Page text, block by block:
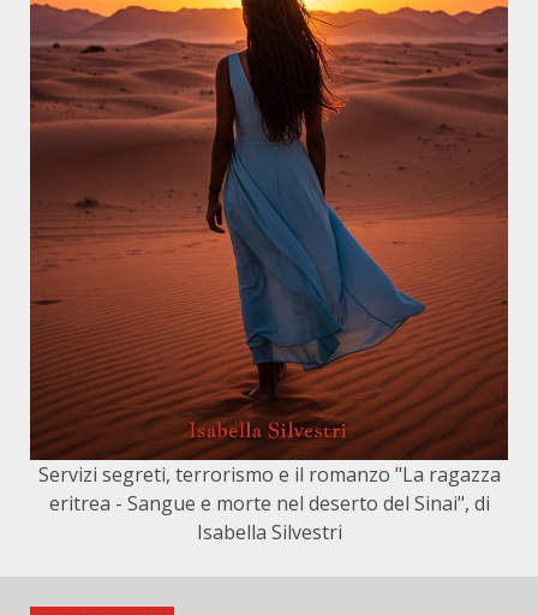
Servizi segreti, terrorismo e il romanzo "La ragazza
eritrea - Sangue e morte nel deserto del Sinai", di
Isabella Silvestri